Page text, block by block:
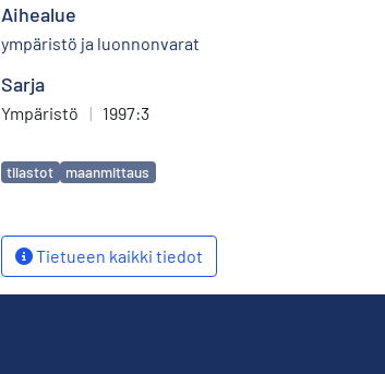
Aihealue
ympäristö ja luonnonvarat
Sarja
Ympäristö | 1997:3
Avainsanat
tilastot maanmittaus
Tietueen kaikki tiedot